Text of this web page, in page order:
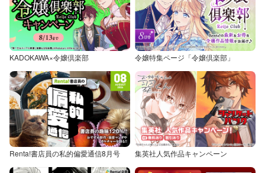
KADOKAWA×令嬢倶楽部 令嬢特集ページ「令嬢倶楽部」
Renta!書店員の私的偏愛通信8月号 集英社人気作品キャンペーン